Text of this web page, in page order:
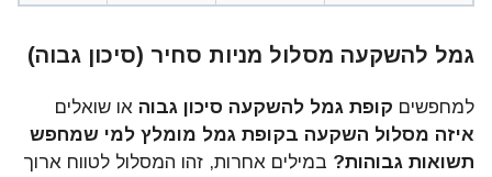
גמל להשקעה מסלול מניות סחיר (סיכון גבוה)
למחפשים קופת גמל להשקעה סיכון גבוה או שואלים
איזה מסלול השקעה בקופת גמל מומלץ למי שמחפש
תשואות גבוהות? במילים אחרות, זהו המסלול לטווח ארוך